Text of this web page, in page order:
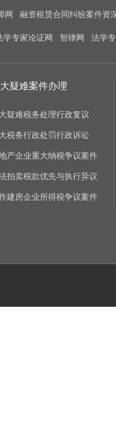
网 融资租赁合同纠纷案件资
学专家论证网 智律网 法学
疑难案件办理
疑难税务处理行政复议
税务行政处罚行政诉讼
产企业重大纳税争议案件
拍卖税款优先与执行异议
建房企业所得税争议案件